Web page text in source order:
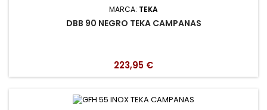
MARCA: TEKA
DBB 90 NEGRO TEKA CAMPANAS
223,95 €